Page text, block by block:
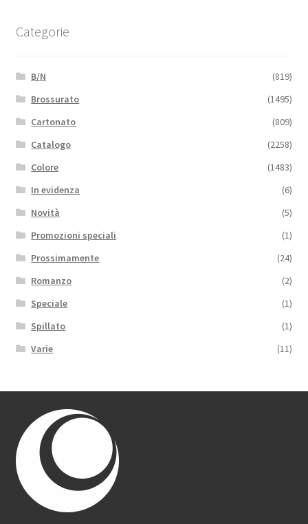
Categorie
B/N
(819)
Brossurato
(1495)
Cartonato
(809)
Catalogo
(2258)
Colore
(1483)
In evidenza
(6)
Novità
(5)
Promozioni speciali
(1)
Prossimamente
(24)
Romanzo
(2)
Speciale
(1)
Spillato
(1)
Varie
(11)